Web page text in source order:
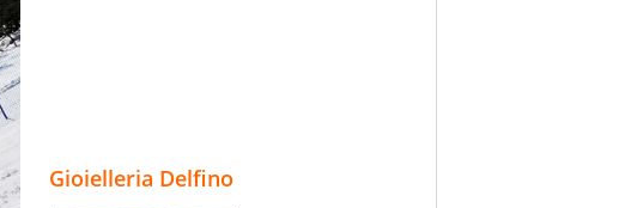
Gioielleria Delfino